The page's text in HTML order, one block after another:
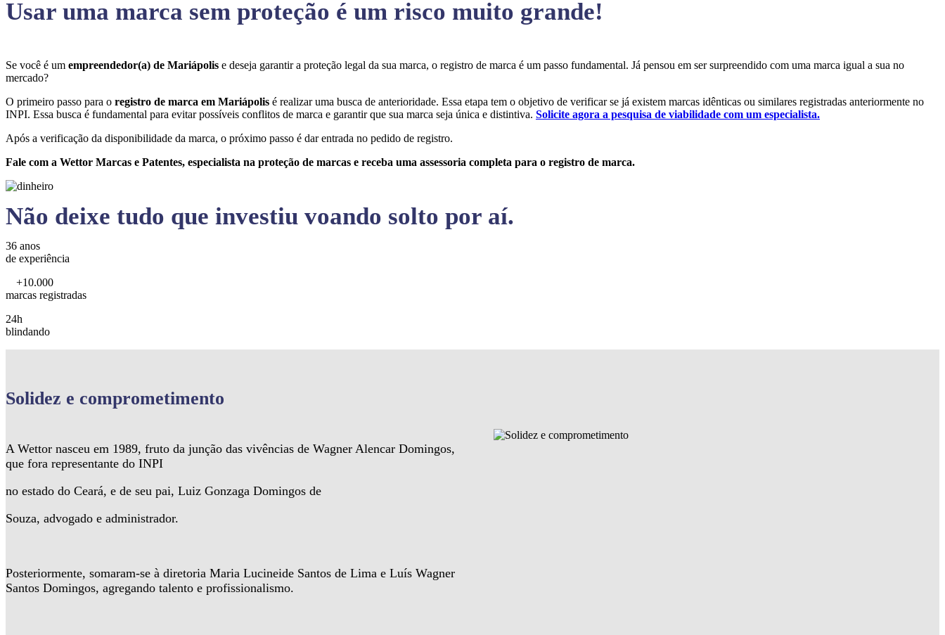
Usar uma marca sem proteção é um risco muito grande!
Se você é um empreendedor(a) de Mariápolis e deseja garantir a proteção legal da sua marca, o registro de marca é um passo fundamental. Já pensou em ser surpreendido com uma marca igual a sua no
mercado?
O primeiro passo para o registro de marca em Mariápolis é realizar uma busca de anterioridade. Essa etapa tem o objetivo de verificar se já existem marcas idênticas ou similares registradas anteriormente no
INPI. Essa busca é fundamental para evitar possíveis conflitos de marca e garantir que sua marca seja única e distintiva. Solicite agora a pesquisa de viabilidade com um especialista.
Após a verificação da disponibilidade da marca, o próximo passo é dar entrada no pedido de registro.
Fale com a Wettor Marcas e Patentes, especialista na proteção de marcas e receba uma assessoria completa para o registro de marca.
Não deixe tudo que investiu voando solto por aí.
36 anos
de experiência
+10.000
marcas registradas
24h
blindando
Solidez e comprometimento
A Wettor nasceu em 1989, fruto da junção das vivências de Wagner Alencar Domingos,
que fora representante do INPI
no estado do Ceará, e de seu pai, Luiz Gonzaga Domingos de
Souza, advogado e administrador.
Posteriormente, somaram-se à diretoria Maria Lucineide Santos de Lima e Luís Wagner
Santos Domingos, agregando talento e profissionalismo.